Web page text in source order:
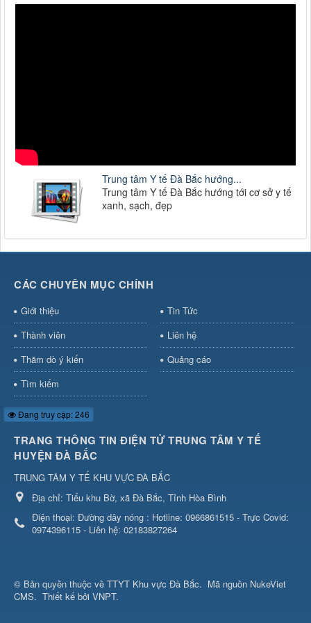
Trung tâm Y tế Đà Bắc hướng...
Trung tâm Y tế Đà Bắc hướng tới cơ sở y tế
xanh, sạch, đẹp
CÁC CHUYÊN MỤC CHÍNH
Giới thiệu
Tin Tức
Thành viên
Liên hệ
Thăm dò ý kiến
Quảng cáo
Tìm kiếm
Đang truy cập: 246
TRANG THÔNG TIN ĐIỆN TỬ TRUNG TÂM Y TẾ
HUYỆN ĐÀ BẮC
TRUNG TÂM Y TẾ KHU VỰC ĐÀ BẮC
Địa chỉ: Tiểu khu Bờ, xã Đà Bắc, Tỉnh Hòa Bình
Điện thoại: Đường dây nóng : Hotline: 0966861515 - Trực Covid:
0974396115 - Liên hệ: 02183827264
© Bản quyền thuộc về TTYT Khu vực Đà Bắc. Mã nguồn NukeViet
CMS. Thiết kế bởi VNPT.